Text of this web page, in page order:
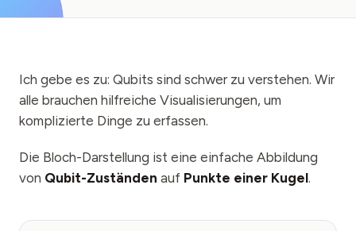
Lernen
Veranstaltungen
Zeitpläne
Communities
Ich gebe es zu: Qubits sind schwer zu verstehen. Wir
alle brauchen hilfreiche Visualisierungen, um
komplizierte Dinge zu erfassen.
Die Bloch-Darstellung ist eine einfache Abbildung
von Qubit-Zuständen auf Punkte einer Kugel.